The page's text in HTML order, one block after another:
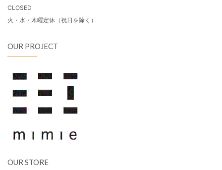
CLOSED
火・水・木曜定休（祝日を除く）
OUR PROJECT
OUR STORE